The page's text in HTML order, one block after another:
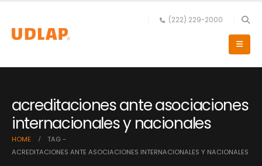
(222) 229-2000
acreditaciones ante asociaciones
internacionales y nacionales
HOME
TAG -
ACREDITACIONES ANTE ASOCIACIONES INTERNACIONALES Y NACIONALES